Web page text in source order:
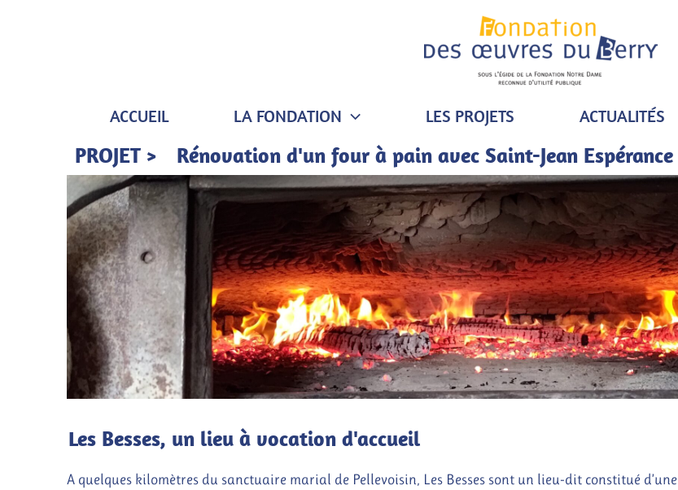
ACCUEIL LA FONDATION LES PROJETS ACTUALITÉS
PROJET > Rénovation d'un four à pain avec Saint-Jean Espérance
Les Besses, un lieu à vocation d'accueil
A quelques kilomètres du sanctuaire marial de Pellevoisin, Les Besses sont un lieu-dit constitué d’une